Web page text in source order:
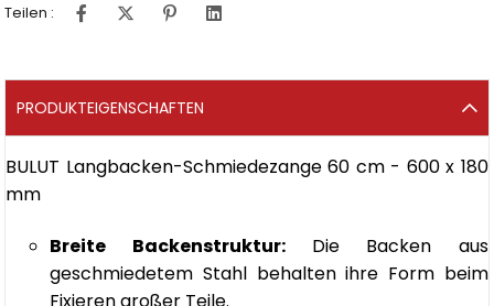
Teilen :
PRODUKTEIGENSCHAFTEN
BULUT Langbacken-Schmiedezange 60 cm - 600 x 180
mm
Breite Backenstruktur:Die Backen aus
geschmiedetem Stahl behalten ihre Form beim